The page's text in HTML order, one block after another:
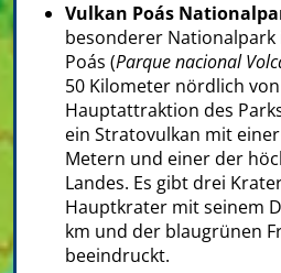
Vulkan Poás
besonderer Nationalpark
Poás (Parque nacional
50 Kilometer nördlich von
Hauptattraktion des
ein Stratovulkan mit
Metern und einer der
Landes. Es gibt drei
Hauptkrater mit seinem
km und der blaugrünen
beeindruckt.